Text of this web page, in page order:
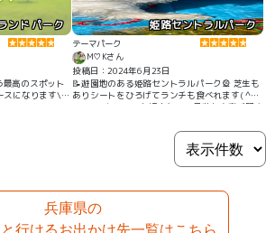
ンド パーク
最高のスポット
スになります\
姫路セントラルパーク
テーマパーク
M♡Kさん
投稿日：2024年6月23日
📝遊園地のある姫路セントラルパーク🎡 芝生も
ありシートをひろげてランチも食べれます( ^ω^
) アトラクションも沢山なので子供も大喜び間違
備されているので子供がアトラクション乗って
る間散歩したりと有意義に過ごせます！
兵庫県の